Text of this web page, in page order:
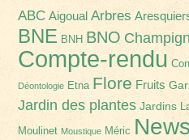
ABC Aigoual Arbres
BNE BNH BNO
Compte-rendu
Déontologie Etna Flore Fruits
Jardin des plantes Jardins
Moulinet Moustique Méric